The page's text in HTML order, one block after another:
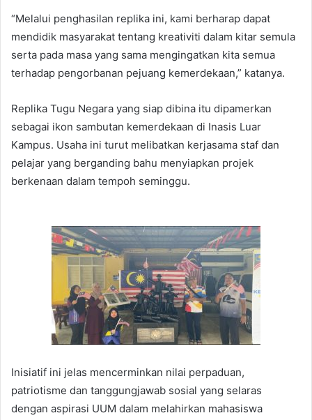
“Melalui penghasilan replika ini, kami berharap dapat
mendidik masyarakat tentang kreativiti dalam kitar semula
serta pada masa yang sama mengingatkan kita semua
terhadap pengorbanan pejuang kemerdekaan,” katanya.
Replika Tugu Negara yang siap dibina itu dipamerkan
sebagai ikon sambutan kemerdekaan di Inasis Luar
Kampus. Usaha ini turut melibatkan kerjasama staf dan
pelajar yang berganding bahu menyiapkan projek
berkenaan dalam tempoh seminggu.
Inisiatif ini jelas mencerminkan nilai perpaduan,
patriotisme dan tanggungjawab sosial yang selaras
dengan aspirasi UUM dalam melahirkan mahasiswa